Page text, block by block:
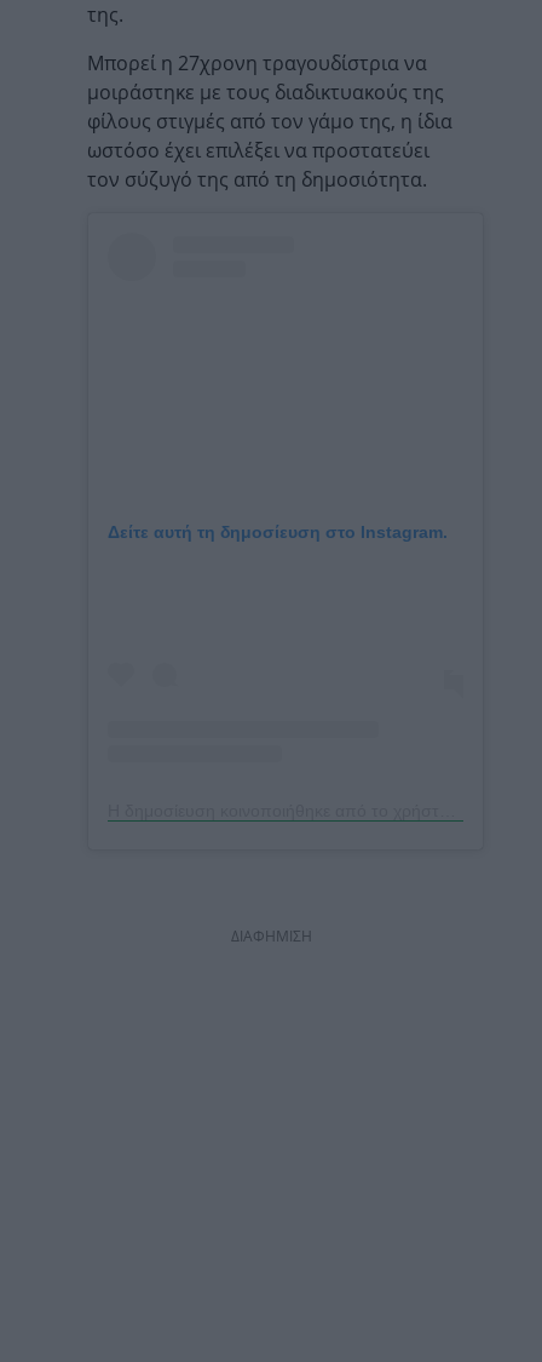
της.
Μπορεί η 27χρονη τραγουδίστρια να
μοιράστηκε με τους διαδικτυακούς της
φίλους στιγμές από τον γάμο της, η ίδια
ωστόσο έχει επιλέξει να προστατεύει
τον σύζυγό της από τη δημοσιότητα.
Δείτε αυτή τη δημοσίευση στο Instagram.
ΔΙΑΦΗΜΙΣΗ